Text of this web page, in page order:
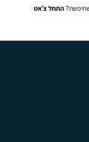
התחל צ'אט